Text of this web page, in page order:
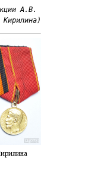
А.В.
Кирилина)